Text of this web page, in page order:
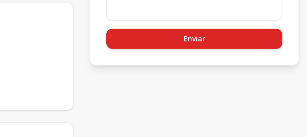
Enviar